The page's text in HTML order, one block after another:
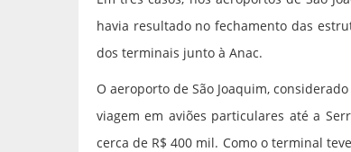
havia resultado no fechamento das
dos terminais junto à Anac.
O aeroporto de São Joaquim,
viagem em aviões particulares até a
cerca de R$ 400 mil. Como o terminal